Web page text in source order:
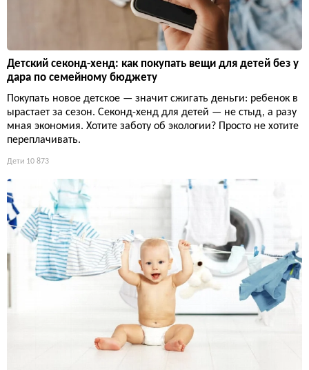
Детский секонд-хенд: как покупать вещи для детей без у
дара по семейному бюджету
Покупать новое детское — значит сжигать деньги: ребенок в
ырастает за сезон. Секонд-хенд для детей — не стыд, а разу
мная экономия. Хотите заботу об экологии? Просто не хотите
переплачивать.
Дети 10 873